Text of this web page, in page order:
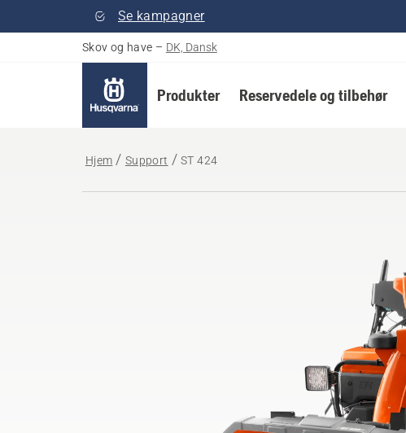
Se kampagner
Skov og have – DK, Dansk
Produkter Reservedele og tilbehør
Hjem Support ST 424